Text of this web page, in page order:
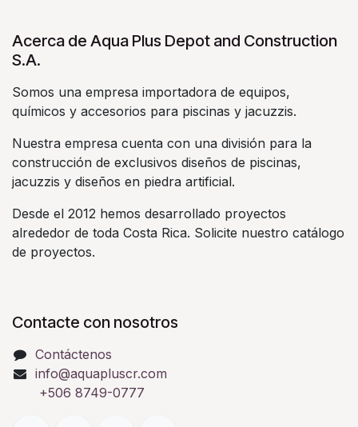
Acerca de Aqua Plus Depot and Construction
S.A.
Somos una empresa importadora de equipos,
químicos y accesorios para piscinas y jacuzzis.
Nuestra empresa cuenta con una división para la
construcción de exclusivos diseños de piscinas,
jacuzzis y diseños en piedra artificial.
Desde el 2012 hemos desarrollado proyectos
alrededor de toda Costa Rica. Solicite nuestro catálogo
de proyectos.
Contacte con nosotros
Contáctenos
info@aquapluscr.com
+506 8749-0777